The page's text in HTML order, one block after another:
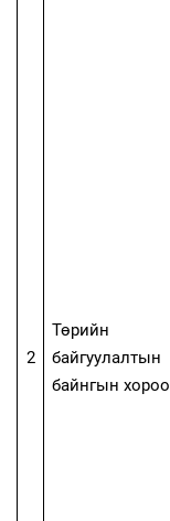
2
Төрийн
байгуулалтын
байнгын хороо